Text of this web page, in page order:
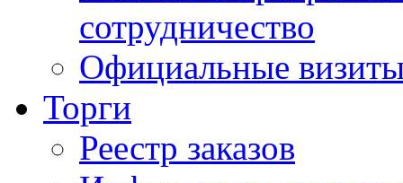
сотрудничество
Официальные
Торги
Реестр заказов